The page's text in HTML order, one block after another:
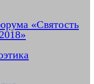
«Святость